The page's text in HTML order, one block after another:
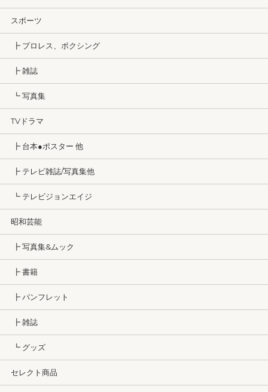
スポーツ
┣ プロレス、ボクシング
┣ 雑誌
┗ 写真集
TVドラマ
┣ 台本●ポスター 他
┣ テレビ雑誌/写真集他
┗ テレビジョンエイジ
昭和芸能
┣ 写真集&ムック
┣ 書籍
┣ パンフレット
┣ 雑誌
┗ グッズ
セレクト商品